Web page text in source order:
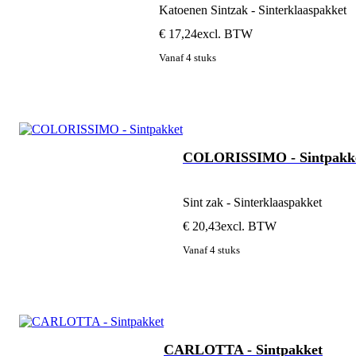
Katoenen Sintzak - Sinterklaaspakket
€ 17,24excl. BTW
Vanaf 4 stuks
COLORISSIMO -
Sint zak - Sinterklaaspakket
€ 20,43excl. BTW
Vanaf 4 stuks
CARLOTTA - Sintpakket